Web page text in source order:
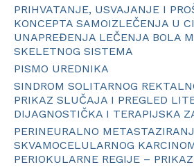
PRIHVATANJE, USVAJANJE I
KONCEPTA SAMOIZLEČENJA U
UNAPREĐENJA LEČENJA BOLA
SKELETNOG SISTEMA
PISMO UREDNIKA
SINDROM SOLITARNOG
PRIKAZ SLUČAJA I PREGLED
DIJAGNOSTIČKA I TERAPIJSKA
PERINEURALNO
SKVAMOCELULARNOG
PERIOKULARNE REGIJE –